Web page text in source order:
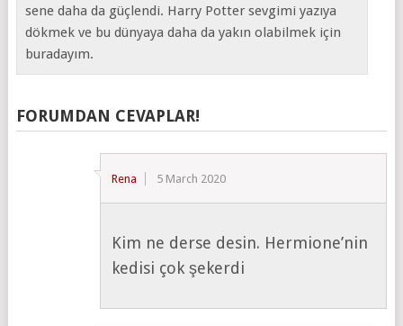
sene daha da güçlendi. Harry Potter sevgimi yazıya
dökmek ve bu dünyaya daha da yakın olabilmek için
buradayım.
FORUMDAN CEVAPLAR!
Rena 5 March 2020
Kim ne derse desin. Hermione’nin
kedisi çok şekerdi